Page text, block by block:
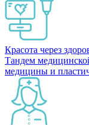
Красота через
Тандем
медицины и